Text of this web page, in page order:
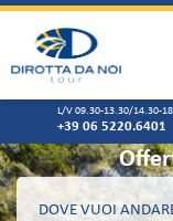
L/V 09.30-13.30/14.30-
+39 06 5220.6401
DOVE VUOI